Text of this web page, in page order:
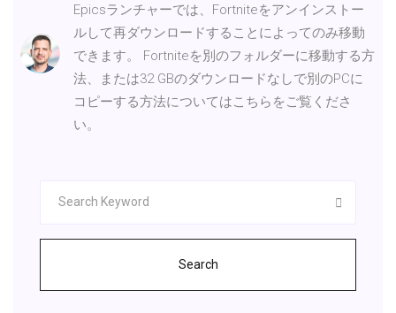
Epicsランチャーでは、Fortniteをアンインストー
ルして再ダウンロードすることによってのみ移動
できます。 Fortniteを別のフォルダーに移動する方
法、または32 GBのダウンロードなしで別のPCに
コピーする方法についてはこちらをご覧くださ
い。
Search